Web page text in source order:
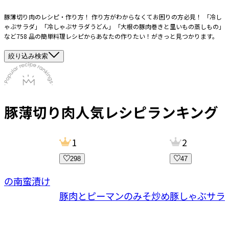
豚薄切り肉のレシピ・作り方！ 作り方がわからなくてお困りの方必見！ 「冷し
ゃぶサラダ」「冷しゃぶサラダうどん」「大根の豚肉巻きと里いもの蒸しもの」
など758 品の簡単料理レシピからあなたの作りたい！がきっと見つかります。
絞り込み検索
豚薄切り肉人気レシピランキング
の南蛮漬け
1
298
豚肉とピーマンのみそ炒め
2
47
豚しゃぶサラ